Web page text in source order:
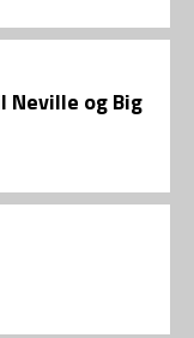
Neville og Big